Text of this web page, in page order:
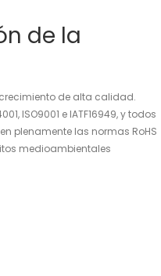
de la
de alta calidad.
ISO9001 e IATF16949, y todos
plenamente las normas RoHS
medioambientales